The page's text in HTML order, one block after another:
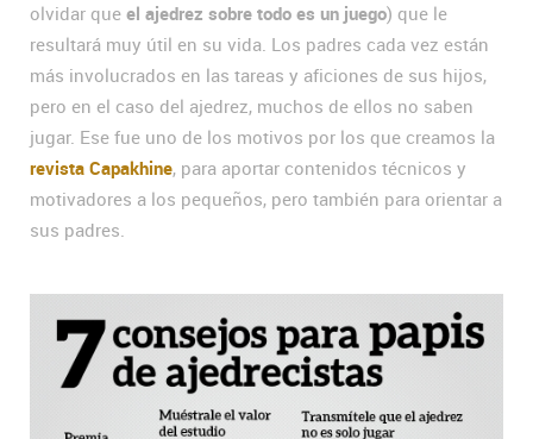
olvidar que el ajedrez sobre todo es un juego) que le
resultará muy útil en su vida. Los padres cada vez están
más involucrados en las tareas y aficiones de sus hijos,
pero en el caso del ajedrez, muchos de ellos no saben
jugar. Ese fue uno de los motivos por los que creamos la
revista Capakhine, para aportar contenidos técnicos y
motivadores a los pequeños, pero también para orientar a
sus padres.